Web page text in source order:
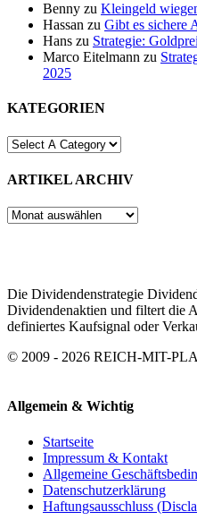
Benny zu Kleingeld
Hassan zu Gibt es sichere
Hans zu Strategie:
Marco Eitelmann zu
2025
KATEGORIEN
ARTIKEL ARCHIV
ARTIKEL
Die Dividendenstrategie
Dividendenaktien und filtert die
definiertes Kaufsignal oder
© 2009 - 2026 REICH-MIT-
Allgemein & Wichtig
Startseite
Impressum & Kontakt
Allgemeine
Datenschutzerklärung
Haftungsausschluss